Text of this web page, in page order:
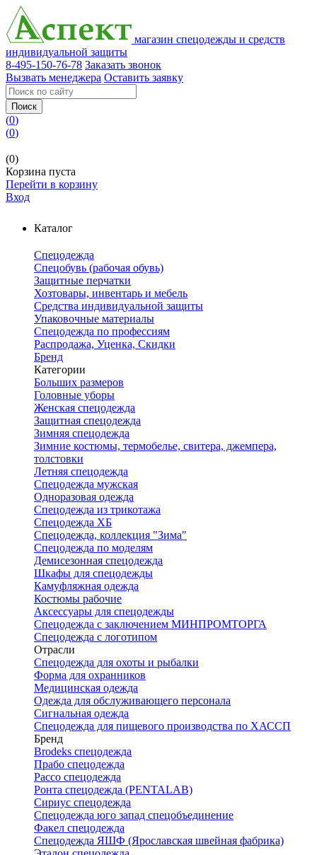
магазин спецодежды и средств
индивидуальной защиты
8-495-150-76-78 Заказать звонок
Вызвать менеджера Оставить заявку
Поиск
(0)
(0)
(0)
Корзина пуста
Перейти в корзину
Вход
Каталог
Спецодежда
Спецобувь (рабочая обувь)
Защитные перчатки
Хозтовары, инвентарь и мебель
Средства индивидуальной защиты
Упаковочные материалы
Спецодежда по профессиям
Распродажа, Уценка, Скидки
Бренд
Категории
Больших размеров
Головные уборы
Женская спецодежда
Защитная спецодежда
Зимняя спецодежда
Зимние костюмы, термобелье, свитера, джемпера,
толстовки
Летняя спецодежда
Спецодежда мужская
Одноразовая одежда
Спецодежда из трикотажа
Спецодежда ХБ
Спецодежда, коллекция "Зима"
Спецодежда по моделям
Демисезонная спецодежда
Шкафы для спецодежды
Камуфляжная одежда
Костюмы рабочие
Аксессуары для спецодежды
Спецодежда с заключением МИНПРОМТОРГА
Спецодежда с логотипом
Отрасли
Спецодежда для охоты и рыбалки
Форма для охранников
Медицинская одежда
Одежда для обслуживающего персонала
Сигнальная одежда
Спецодежда для пищевого производства по ХАССП
Бренд
Brodeks спецодежда
Прабо спецодежда
Рассо спецодежда
Ронта спецодежда (PENTALAB)
Сириус спецодежда
Спецодежда юго запад спецобъединение
Факел спецодежда
Спецодежда ЯШФ (Ярославская швейная фабрика)